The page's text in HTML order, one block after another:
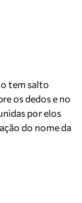
tem salto
os dedos e no
por elos
do nome da